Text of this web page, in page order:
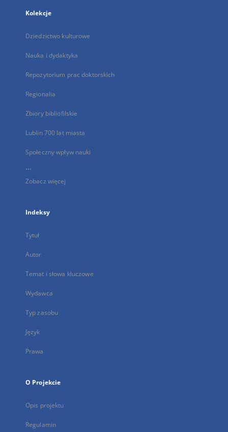
Kolekcje
Dziedzictwo kulturowe
Nauka i dydaktyka
Repozytorium prac doktorskich
Regionalia
Zbiory bibliofilskie
Lublin 700 lat miasta
Społeczny wpływ nauki
...
Zobacz więcej
Indeksy
Tytuł
Autor
Temat i słowa kluczowe
Wydawca
Typ zasobu
Język
Prawa
O Projekcie
Opis projektu
Regulamin